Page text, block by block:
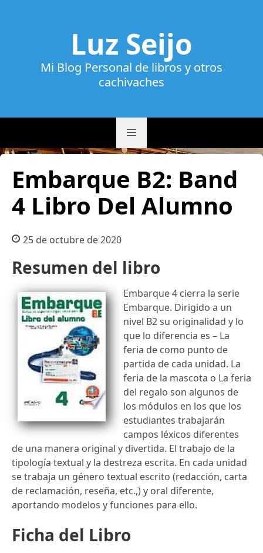
Luz Seijo
Mi Blog Personal de libros y otros
cachivaches
Embarque B2: Band
4 Libro Del Alumno
25 de octubre de 2020
Resumen del libro
Embarque 4 cierra la serie
Embarque. Dirigido a un
nivel B2 su originalidad y lo
que lo diferencia es – La
feria de como punto de
partida de cada unidad. La
feria de la mascota o La feria
del regalo son algunos de
los módulos en los que los
estudiantes trabajarán
campos léxicos diferentes
de una manera original y divertida. El trabajo de la
tipología textual y la destreza escrita. En cada unidad
se trabaja un género textual escrito (redacción, carta
de reclamación, reseña, etc.,) y oral diferente,
aportando modelos y funciones para ello.
Ficha del Libro